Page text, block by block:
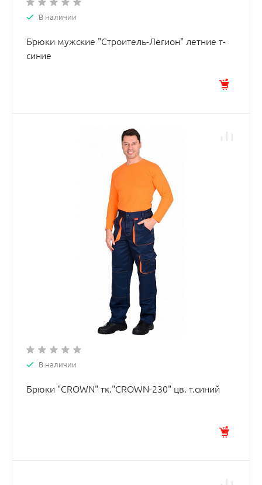
В наличии
Брюки мужские "Строитель-Легион" летние т-
синие
В наличии
Брюки "CROWN" тк."CROWN-230" цв. т.синий